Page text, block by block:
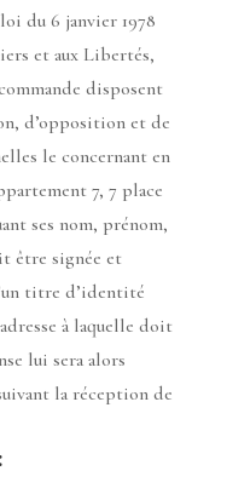
du 6 janvier 1978
et aux Libertés,
disposent
d’opposition et de
le concernant en
7, 7 place
ses nom, prénom,
être signée et
titre d’identité
à laquelle doit
lui sera alors
la réception de